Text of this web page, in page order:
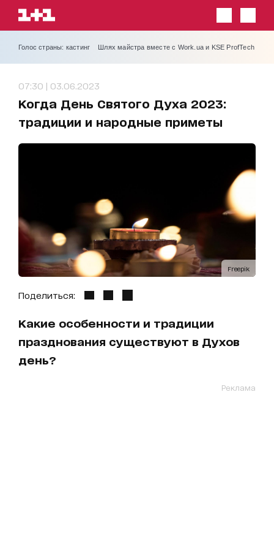
Голос страны: кастинг Шлях майстра вместе с Work.ua и KSE ProfTech
07:30 | 03.06.2023
Когда День Святого Духа 2023:
традиции и народные приметы
Freepik
Поделиться:
Какие особенности и традиции
празднования существуют в Духов
день?
Реклама